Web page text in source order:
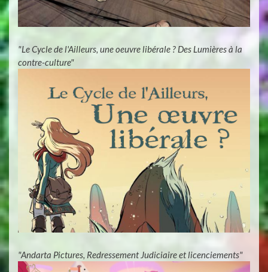
"Le Cycle de l'Ailleurs, une oeuvre libérale ? Des Lumières à la
contre-culture"
"Andarta Pictures, Redressement Judiciaire et licenciements"